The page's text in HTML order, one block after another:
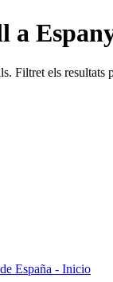
a
Filtret els resultats
España - Inicio